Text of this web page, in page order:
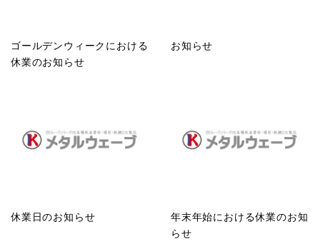
ゴールデンウィークにおける
休業のお知らせ
お知らせ
休業日のお知らせ
年末年始における休業のお知
らせ